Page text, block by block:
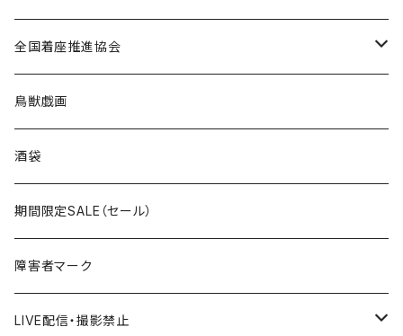
国道100～199号線
国道600～699号線
キャップ
ROUTE 0～99号線
ROUTE100～199号線
Tシャツ
ROUTE 0～99号線
ROUTE 100～199号線
キャップ
ROUTE 0～99号線
ROUTE 100～199号線
北海道
青森県
岩手県
宮城県
秋田県
Tシャツ
山形県
全国着座推進協会
ステッカー
鳥獣戯画
酒袋
期間限定SALE（セール）
障害者マーク
LIVE配信・撮影禁止